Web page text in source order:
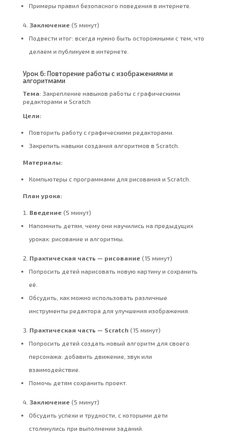
Примеры правил безопасного поведения в интернете.
Заключение (5 минут)
Подвести итог: всегда нужно быть осторожными с тем, что
делаем и публикуем в интернете.
Урок 6: Повторение работы с изображениями и
алгоритмами
Тема: Закрепление навыков работы с графическими
редакторами и Scratch
Цели:
Повторить работу с графическими редакторами.
Закрепить навыки создания алгоритмов в Scratch.
Материалы:
Компьютеры с программами для рисования и Scratch.
План урока:
Введение (5 минут)
Напомнить детям, чему они научились на предыдущих
уроках: рисование и алгоритмы.
Практическая часть — рисование (15 минут)
Попросить детей нарисовать новую картину и сохранить
её.
Обсудить, как можно использовать различные
инструменты редактора для улучшения изображения.
Практическая часть — Scratch (15 минут)
Попросить детей создать новый алгоритм для своего
персонажа: добавить движение, звук или
взаимодействие.
Помочь детям сохранить проект.
Заключение (5 минут)
Обсудить успехи и трудности, с которыми дети
столкнулись при выполнении заданий.